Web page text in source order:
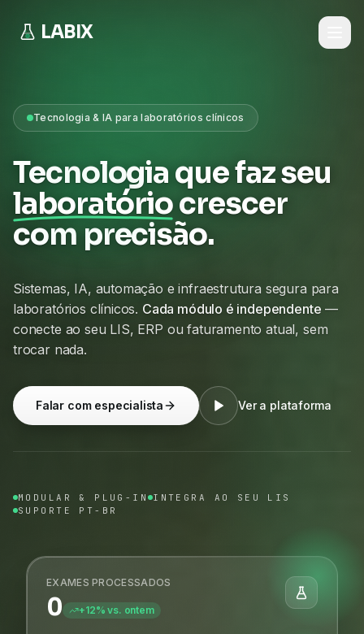
LABIX
Tecnologia & IA para laboratórios clínicos
Tecnologia que faz seu
laboratóriocrescer
com precisão.
Sistemas, IA, automação e infraestrutura segura para
laboratórios clínicos. Cada módulo é independente —
conecte ao seu LIS, ERP ou faturamento atual, sem
trocar nada.
Falar com especialista Ver a plataforma
MODULAR & PLUG-IN INTEGRA AO SEU LIS
SUPORTE PT-BR
EXAMES PROCESSADOS
0 +12% vs. ontem